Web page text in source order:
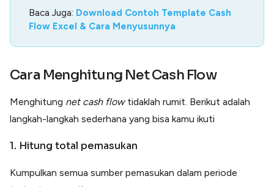
Baca Juga: Download Contoh Template Cash
Flow Excel & Cara Menyusunnya
Cara Menghitung Net Cash Flow
Menghitung net cash flowtidaklah rumit. Berikut adalah
langkah-langkah sederhana yang bisa kamu ikuti
1. Hitung total pemasukan
Kumpulkan semua sumber pemasukan dalam periode